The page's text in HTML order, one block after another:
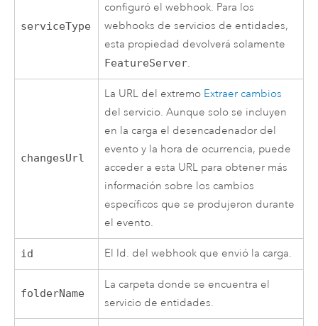
serviceType
configuró el webhook. Para los
webhooks de servicios de entidades,
esta propiedad devolverá solamente
FeatureServer.
changesUrl
La URL del extremo Extraer cambios
del servicio. Aunque solo se incluyen
en la carga el desencadenador del
evento y la hora de ocurrencia, puede
acceder a esta URL para obtener más
información sobre los cambios
específicos que se produjeron durante
el evento.
id El Id. del webhook que envió la carga.
folderName
La carpeta donde se encuentra el
servicio de entidades.